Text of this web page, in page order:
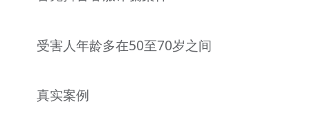
受害人年龄多在50至70岁之间
真实案例